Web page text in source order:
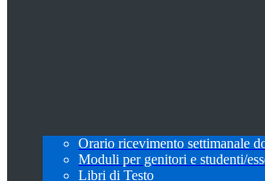
Orario ricevimento settimanale
Moduli per genitori e studenti/
Libri di Testo